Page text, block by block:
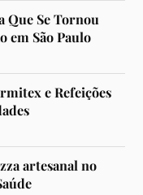
Que Se Tornou
em São Paulo
e Refeições
artesanal no